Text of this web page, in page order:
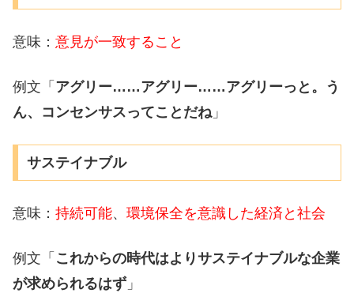
意味： 意見が一致すること
例文「 アグリー……アグリー……アグリーっと。う
ん、コンセンサスってことだね」
サステイナブル
意味： 持続可能、 環境保全を意識した経済と社会
例文「 これからの時代はよりサステイナブルな企業
が求められるはず 」